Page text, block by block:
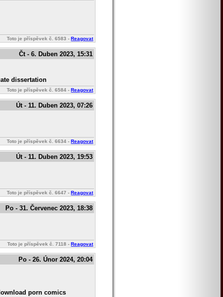
Toto je příspěvek č.6583 - Reagovat
Čt - 6. Duben 2023, 15:31
dissertation
Toto je příspěvek č.6584 - Reagovat
Út - 11. Duben 2023, 07:26
Toto je příspěvek č.6634 - Reagovat
Út - 11. Duben 2023, 19:53
Toto je příspěvek č.6647 - Reagovat
Po - 31. Červenec 2023, 18:38
Toto je příspěvek č.7118 - Reagovat
Po - 26. Únor 2024, 20:04
porn comics